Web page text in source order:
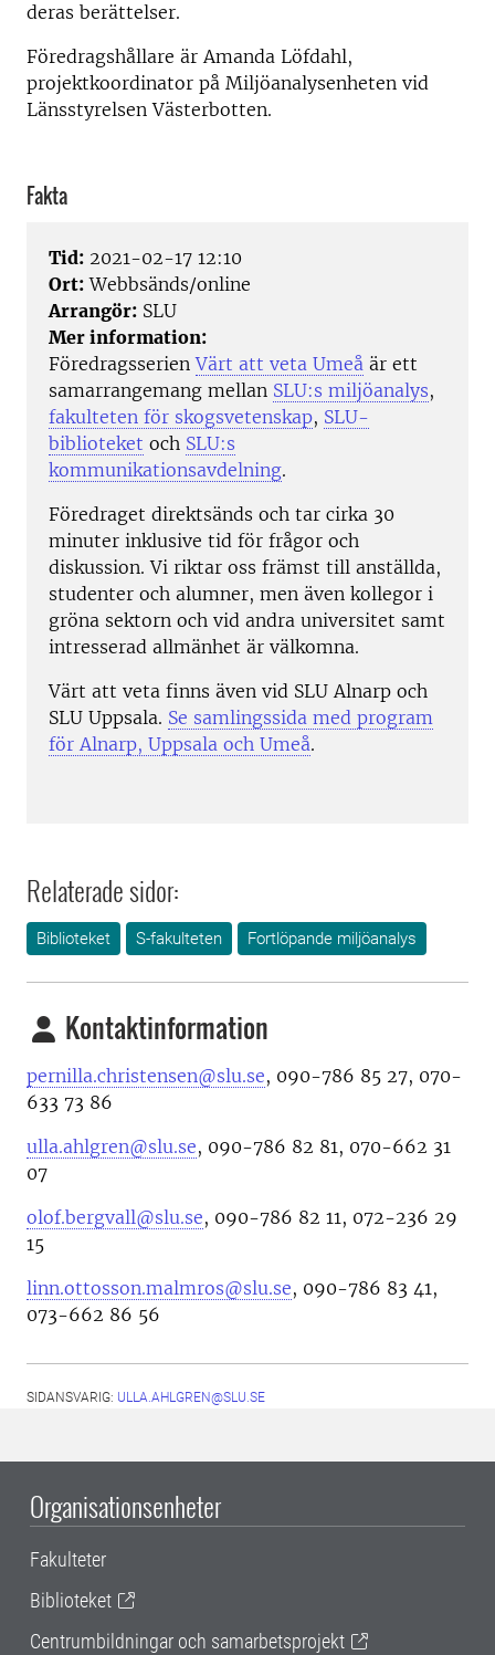
deras berättelser.
Föredragshållare är Amanda Löfdahl,
projektkoordinator på Miljöanalysenheten vid
Länsstyrelsen Västerbotten.
Fakta
Tid: 2021-02-17 12:10
Ort: Webbsänds/online
Arrangör: SLU
Mer information:
FöredragsserienVärt att veta Umeå är ett
samarrangemang mellan SLU:s miljöanalys,
fakulteten för skogsvetenskap, SLU-
biblioteket och SLU:s
kommunikationsavdelning.
Föredraget direktsänds och tar cirka 30
minuter inklusive tid för frågor och
diskussion. Vi riktar oss främst till anställda,
studenter och alumner, men även kollegor i
gröna sektorn och vid andra universitet samt
intresserad allmänhet är välkomna.
Värt att veta finns även vid SLU Alnarp och
SLU Uppsala. Se samlingssida med program
för Alnarp, Uppsala och Umeå.
Relaterade sidor:
Biblioteket S-fakulteten Fortlöpande miljöanalys
Kontaktinformation
pernilla.christensen@slu.se, 090-786 85 27, 070-
633 73 86
ulla.ahlgren@slu.se, 090-786 82 81, 070-662 31
07
olof.bergvall@slu.se, 090-786 82 11, 072-236 29
15
linn.ottosson.malmros@slu.se, 090-786 83 41,
073-662 86 56
SIDANSVARIG: ULLA.AHLGREN@SLU.SE
Organisationsenheter
Fakulteter
Biblioteket
Centrumbildningar och samarbetsprojekt